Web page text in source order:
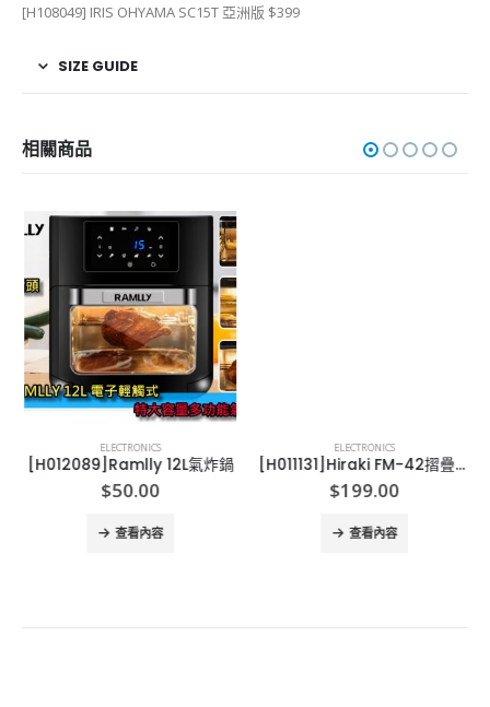
[H108049] IRIS OHYAMA SC15T 亞洲版 $399
SIZE GUIDE
相關商品
ELECTRONICS
[H012089]Ramlly 12L氣炸鍋
$50.00
查看內容
ELECTRONICS
[H011131]Hiraki FM-42摺疊加熱恆溫按摩足浴桶
$199.00
查看內容